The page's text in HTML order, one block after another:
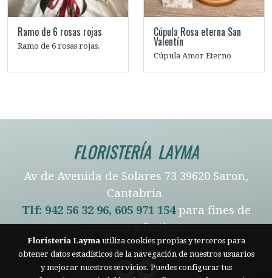
Ramo de 6 rosas rojas
Ramo de 6 rosas rojas.
Cúpula Rosa eterna San
Valentín
Cúpula Amor Eterno
FLORISTERÍA LAYMA
Av de Avenida de Solares 73 39620 Saron,
Cantabria
Tlf: 942 56 32 96, 605 971 154para fines de
semana y festivos
Floristeria Laymautiliza cookies propias y terceros para
obtener datos estadísticos de la navegación de nuestros usuarios
y mejorar nuestros servicios. Puedes configurar tus